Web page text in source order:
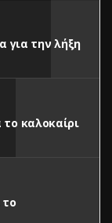
για την λήξη
το καλοκαίρι
το